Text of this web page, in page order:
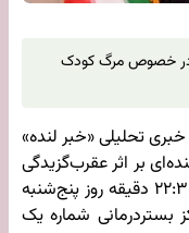
در خصوص مرگ کودک
خبری تحلیلی «خبر لنده»
بر اثر عقرب‌گزیدگی
گفت: بیمار کودکی شش‌ساله در ساعت ۲۲:۳۰ دقیقه روز پنج‌شنبه
به مرکز بستردرمانی شماره یک